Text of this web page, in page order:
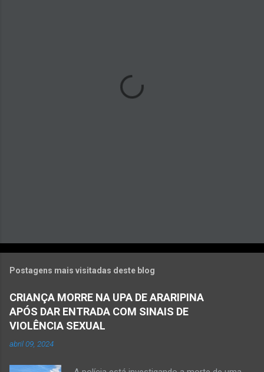
Postagens mais visitadas deste blog
CRIANÇA MORRE NA UPA DE ARARIPINA
APÓS DAR ENTRADA COM SINAIS DE
VIOLÊNCIA SEXUAL
abril 09, 2024